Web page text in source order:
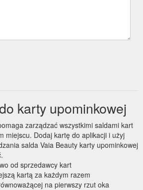
karty upominkowej
zarządzać wszystkimi saldami kart
miejscu. Dodaj kartę do aplikacji i użyj
salda Vaia Beauty karty upominkowej
od sprzedawcy kart
kartą za każdym razem
na pierwszy rzut oka